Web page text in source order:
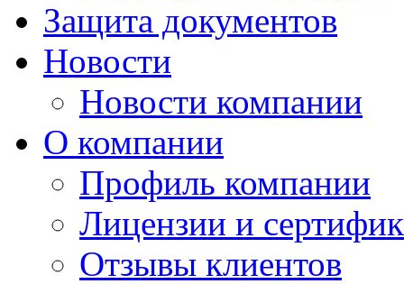
Защита документов
Новости
Новости компании
О компании
Профиль компании
Лицензии и
Отзывы клиентов